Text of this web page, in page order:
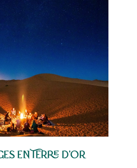
en Terre d'Or